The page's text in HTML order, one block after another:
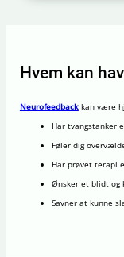
Hvem kan
Neurofeedbackkan være
Har tvangstanker
Føler dig
Har prøvet terapi
Ønsker et blidt og
Savner at kunne